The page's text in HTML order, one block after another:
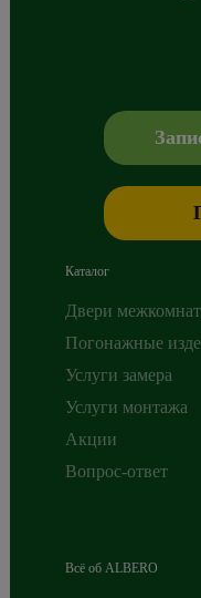
+7 800 765 43 42,
Каталог
Двери
Погонажные
Услуги замера
Услуги монтажа
Акции
Вопрос-ответ
Всё об ALBERO